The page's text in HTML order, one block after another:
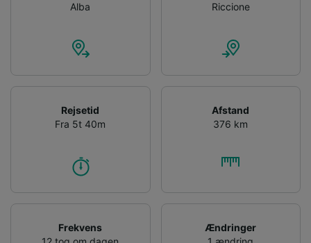
Alba
Riccione
Rejsetid
Fra 5t 40m
Afstand
376 km
Frekvens
Ændringer